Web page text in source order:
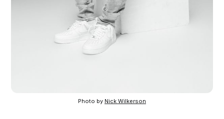
Photo by Nick Wilkerson